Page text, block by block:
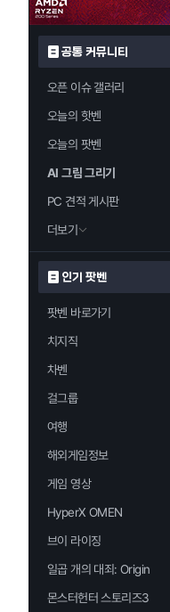
공통 커뮤니티
오픈 이슈 갤러리
오늘의 핫벤
오늘의 팟벤
AI 그림 그리기
PC 견적 게시판
더보기
인기 팟벤
팟벤 바로가기
치지직
차벤
걸그룹
여행
해외게임정보
게임 영상
HyperX OMEN
브이 라이징
일곱 개의 대죄: Origin
몬스터헌터 스토리즈3